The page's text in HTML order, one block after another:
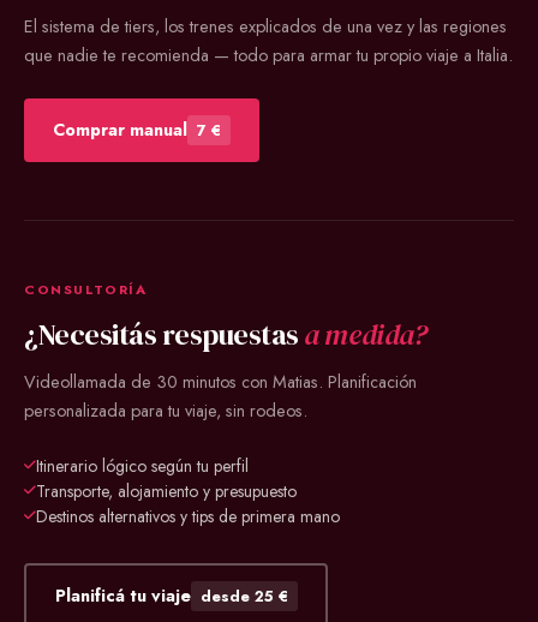
El sistema de tiers, los trenes explicados de una vez y las regiones
que nadie te recomienda — todo para armar tu propio viaje a Italia.
Comprar manual 7 €
CONSULTORÍA
¿Necesitás respuestasa medida?
Videollamada de 30 minutos con Matias. Planificación
personalizada para tu viaje, sin rodeos.
Itinerario lógico según tu perfil
Transporte, alojamiento y presupuesto
Destinos alternativos y tips de primera mano
Planificá tu viaje desde 25 €